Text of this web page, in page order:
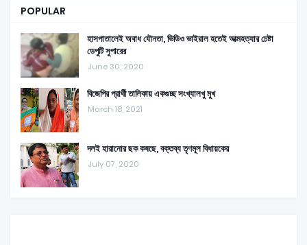
POPULAR
হাসপাতালেই অবাধ যৌনতা, ভিডিও ভাইরাল হতেই আত্মহত্যার চেষ্টা
ডেপুটি সুপারের
June 30, 2020
বিজেপির প্রার্থী তালিকায় একগুচ্ছ সংখ্যালখু মুখ
March 18, 2021
দলই হারানোর ছক কষছে, বক্তব্য তৃণমূল বিধায়কের
July 07, 2020